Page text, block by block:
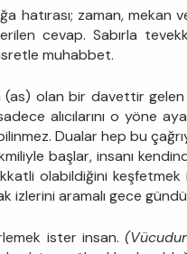
hatırası; zaman, mekan
cevap. Sabırla
muhabbet.
(as) olan bir davettir
alıcılarını o yöne
Dualar hep bu
başlar, insanı
olabildiğini keşfetmek
izlerini aramalı gece
ister insan.